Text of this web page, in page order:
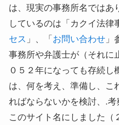
は、現実の事務所名ではあ
しているのは「カクイ法律
セス 」、「 お問い合わせ」
事務所や弁護士が（それに
０５２年になっても存続し
は、何を考え、準備し、こ
ればならないかを検討、.
このサイト名にしました（